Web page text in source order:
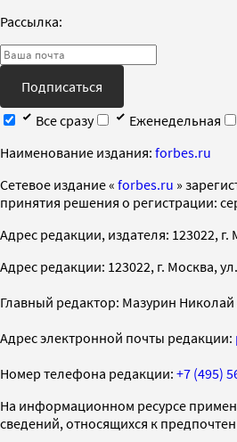
Рассылка:
Подписаться
Все сразу
Еженедельная
Наименование издания: forbes.ru
Cетевое издание « forbes.ru »
принятия решения о регистрации:
Адрес редакции, издателя: 123022, г.
Адрес редакции: 123022, г. Москва,
Главный редактор: Мазурин
Адрес электронной почты редакции:
Номер телефона редакции: +7 (495)
На информационном ресурсе
сведений, относящихся к